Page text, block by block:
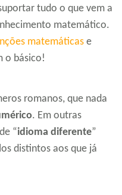
tudo o que vem a
matemático.
matemáticas e
o básico!
romanos, que nada
. Em outras
“idioma diferente”
distintos aos que já